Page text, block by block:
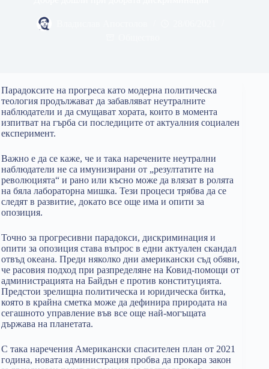
Парадоксите на прогреса като модерна политическа
теология продължават да забавляват неутралните
наблюдатели и да смущават хората, които в момента
изпитват на гърба си последиците от актуалния социален
експеримент.
Важно е да се каже, че и така наречените неутрални
наблюдатели не са имунизирани от „резултатите на
революцията“ и рано или късно може да влязат в ролята
на бяла лабораторна мишка. Тези процеси трябва да се
следят в развитие, докато все още има и опити за
опозиция.
Точно за прогресивни парадокси, дискриминация и
опити за опозиция става въпрос в едни актуален скандал
отвъд океана. Преди няколко дни американски съд обяви,
че расовия подход при разпределяне на Ковид-помощи от
администрацията на Байдън е против конституцията.
Предстои зрелищна политическа и юридическа битка,
която в крайна сметка може да дефинира природата на
сегашното управление във все още най-могъщата
държава на планетата.
С така наречения Американски спасителен план от 2021
година, новата администрация пробва да прокара закон